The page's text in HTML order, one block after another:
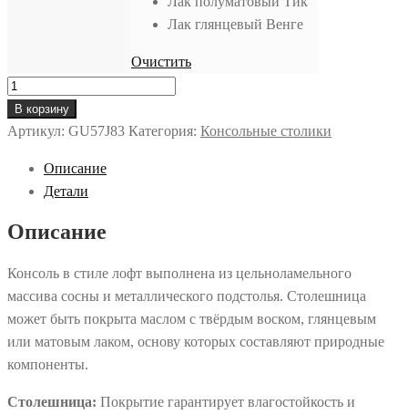
Лак глянцевый Венге
Очистить
Количество
товара
Консоль
"Strasbourg"
1000x4000x1000мм
В корзину
Артикул: GU57J83 Категория: Консольные столики
Описание
Детали
Описание
Консоль в стиле лофт выполнена из цельноламельного
массива сосны и металлического подстолья. Столешница
может быть покрыта маслом с твёрдым воском, глянцевым
или матовым лаком, основу которых составляют природные
компоненты.
Столешница: Покрытие гарантирует влагостойкость и